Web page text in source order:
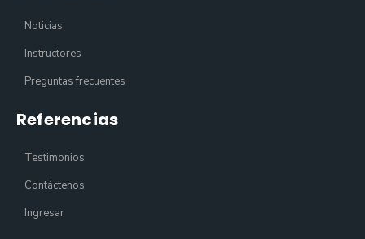
Noticias
Instructores
Preguntas frecuentes
Referencias
Testimonios
Contáctenos
Ingresar